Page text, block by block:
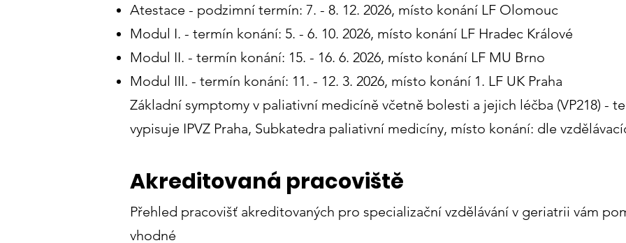
Atestace - podzimní termín: 7. - 8. 12. 2026, místo konání LF Olomouc
Modul I. - termín konání: 5. - 6. 10. 2026, místo konání LF Hradec Králové
Modul II. - termín konání: 15. - 16. 6. 2026, místo konání LF MU Brno
Modul III. - termín konání: 11. - 12. 3. 2026, místo konání 1. LF UK Praha
Základní symptomy v paliativní medicíně včetně bolesti a jejich léčba (VP218) -
vypisuje IPVZ Praha, Subkatedra paliativní medicíny, místo konání: dle
Akreditovaná pracoviště
Přehled pracovišť akreditovaných pro specializační vzdělávání v geriatrii vám
vhodné